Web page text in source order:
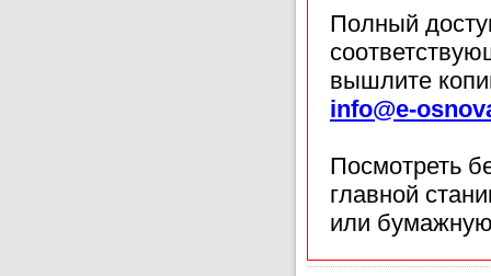
Полный
вышлите
info@e-
Посмотреть
главной
или